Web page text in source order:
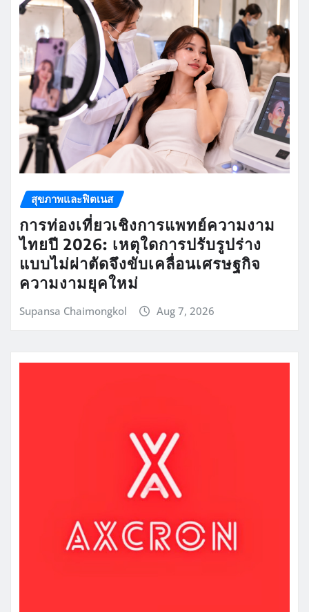
สุขภาพและฟิตเนส
การท่องเที่ยวเชิงการแพทย์ความงาม
ไทยปี 2026: เหตุใดการปรับรูปร่าง
แบบไม่ผ่าตัดจึงขับเคลื่อนเศรษฐกิจ
ความงามยุคใหม่
Supansa Chaimongkol Aug 7, 2026